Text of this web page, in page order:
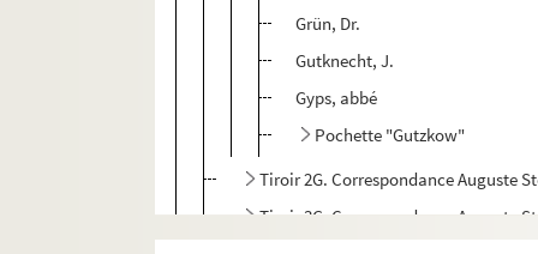
Grün, Dr.
Gutknecht, J.
Gyps, abbé
Pochette "Gutzkow"
Tiroir 2G. Correspondance Auguste
Tiroir 3G. Correspondance Auguste